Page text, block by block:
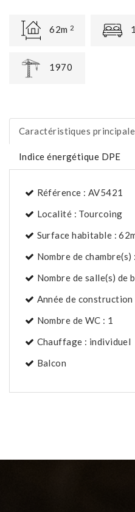
62m 2 1
1970
Caractéristiques
Indice énergétique DPE
Référence : AV5421
Localité : Tourcoing
Surface habitable :
Nombre de chambre(s)
Nombre de salle(s) de
Année de
Nombre de WC : 1
Chauffage : individuel
Balcon